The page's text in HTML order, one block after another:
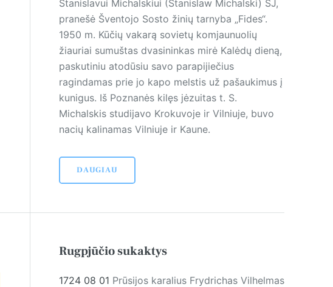
Stanislavui Michalskiui (Stanislaw Michalski) SJ,
pranešė Šventojo Sosto žinių tarnyba „Fides“.
1950 m. Kūčių vakarą sovietų komjaunuolių
žiauriai sumuštas dvasininkas mirė Kalėdų dieną,
paskutiniu atodūsiu savo parapijiečius
ragindamas prie jo kapo melstis už pašaukimus į
kunigus. Iš Poznanės kilęs jėzuitas t. S.
Michalskis studijavo Krokuvoje ir Vilniuje, buvo
nacių kalinamas Vilniuje ir Kaune.
DAUGIAU
Rugpjūčio sukaktys
1724 08 01 Prūsijos karalius Frydrichas Vilhelmas